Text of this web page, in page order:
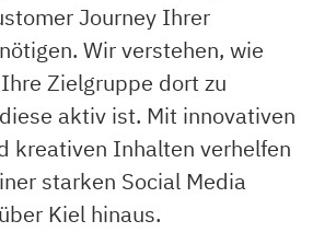
Journey Ihrer
Wir verstehen, wie
Zielgruppe dort zu
aktiv ist. Mit innovativen
kreativen Inhalten verhelfen
starken Social Media
Kiel hinaus.